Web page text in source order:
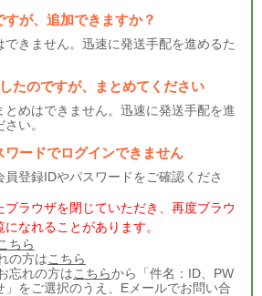
が、追加できますか？
できません。迅速に発送手配を進めるた
たのですが、まとめてください
めはできません。迅速に発送手配を進
い。
ワードでログインできません
員登録IDやパスワードをご確認くださ
ラウザを閉じていただき、再度ブラウ
なれることがあります。
ちら
の方はこちら
忘れの方はこちらから「件名：ID、PW
」をご選択のうえ、Eメールでお問い合